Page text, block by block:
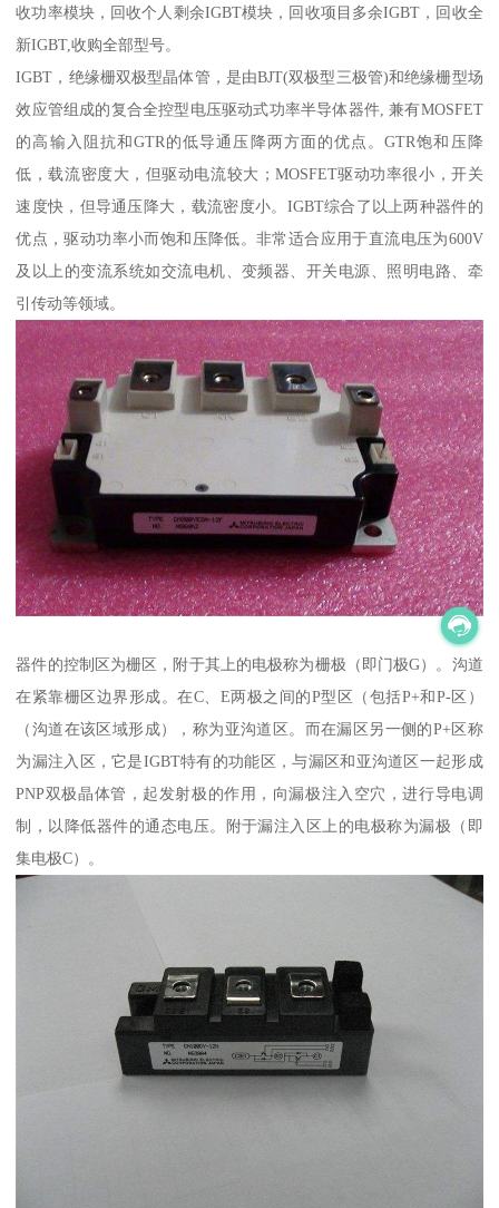
收功率模块，回收个人剩余IGBT模块，回收项目多余IGBT，回收全
新IGBT,收购全部型号。
IGBT，绝缘栅双极型晶体管，是由BJT(双极型三极管)和绝缘栅型场
效应管组成的复合全控型电压驱动式功率半导体器件, 兼有MOSFET
的高输入阻抗和GTR的低导通压降两方面的优点。GTR饱和压降
低，载流密度大，但驱动电流较大；MOSFET驱动功率很小，开关
速度快，但导通压降大，载流密度小。IGBT综合了以上两种器件的
优点，驱动功率小而饱和压降低。非常适合应用于直流电压为600V
及以上的变流系统如交流电机、变频器、开关电源、照明电路、牵
引传动等领域。
器件的控制区为栅区，附于其上的电极称为栅极（即门极G）。沟道
在紧靠栅区边界形成。在C、E两极之间的P型区（包括P+和P-区）
（沟道在该区域形成），称为亚沟道区。而在漏区另一侧的P+区称
为漏注入区，它是IGBT特有的功能区，与漏区和亚沟道区一起形成
PNP双极晶体管，起发射极的作用，向漏极注入空穴，进行导电调
制，以降低器件的通态电压。附于漏注入区上的电极称为漏极（即
集电极C）。